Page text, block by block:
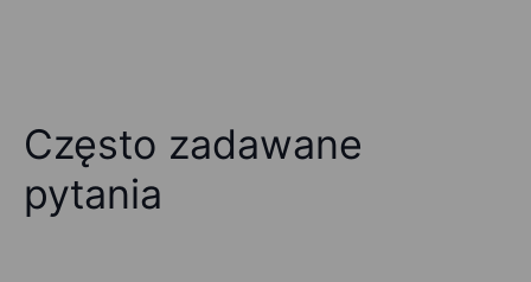
Często zadawane
pytania